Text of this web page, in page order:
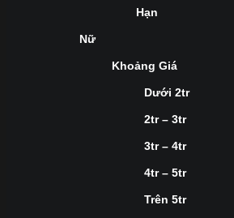
Hạn
Nữ
Khoảng Giá
Dưới 2tr
2tr – 3tr
3tr – 4tr
4tr – 5tr
Trên 5tr